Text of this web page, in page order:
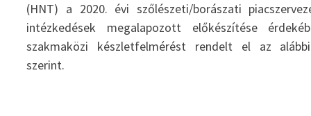
(HNT) a 2020. évi szőlészeti/borászati
intézkedések megalapozott előkészítése
szakmaközi készletfelmérést rendelt el az
szerint.